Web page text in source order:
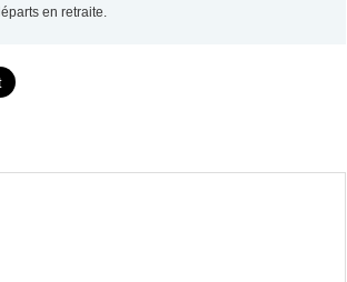
en retraite.